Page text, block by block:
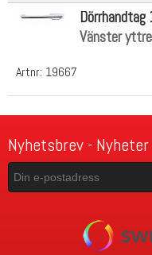
Artnr: 19667
Vänster yttre
Nyhetsbrev -